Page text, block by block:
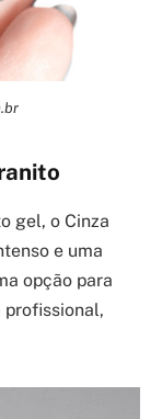
gel, o Cinza
e uma
opção para
profissional,